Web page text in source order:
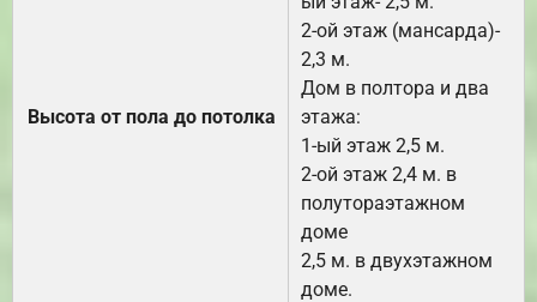
Высота от пола до потолка
2-ой этаж (мансарда)-
2,3 м.
Дом в полтора и два
этажа:
1-ый этаж 2,5 м.
2-ой этаж 2,4 м. в
полутораэтажном
доме
2,5 м. в двухэтажном
доме.